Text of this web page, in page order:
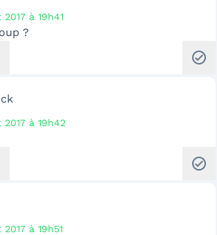
à 19h41
?
check_circle
à 19h42
check_circle
à 19h51